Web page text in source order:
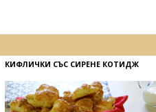
КИФЛИЧКИ СЪС СИРЕНЕ КОТИДЖ